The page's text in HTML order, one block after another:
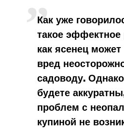
Как уже
такое эффектное
как ясенец может
вред
садоводу.
будете
проблем с
купиной не